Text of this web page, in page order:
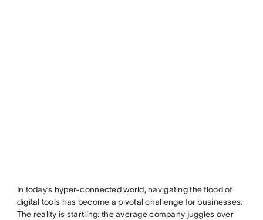
In today’s hyper-connected world, navigating the flood of
digital tools has become a pivotal challenge for businesses.
The reality is startling: the average company juggles over